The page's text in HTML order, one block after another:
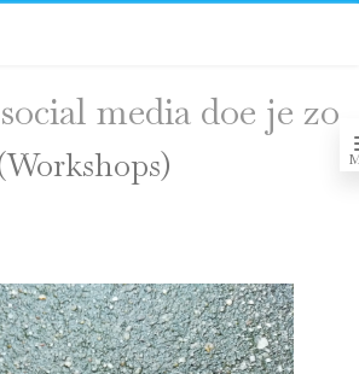
media doe je zo